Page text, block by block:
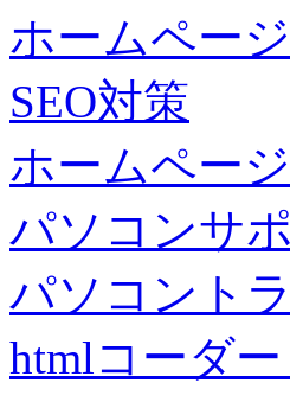
ホームペー
SEO対策
ホームペー
パソコンサ
パソコント
htmlコーダ